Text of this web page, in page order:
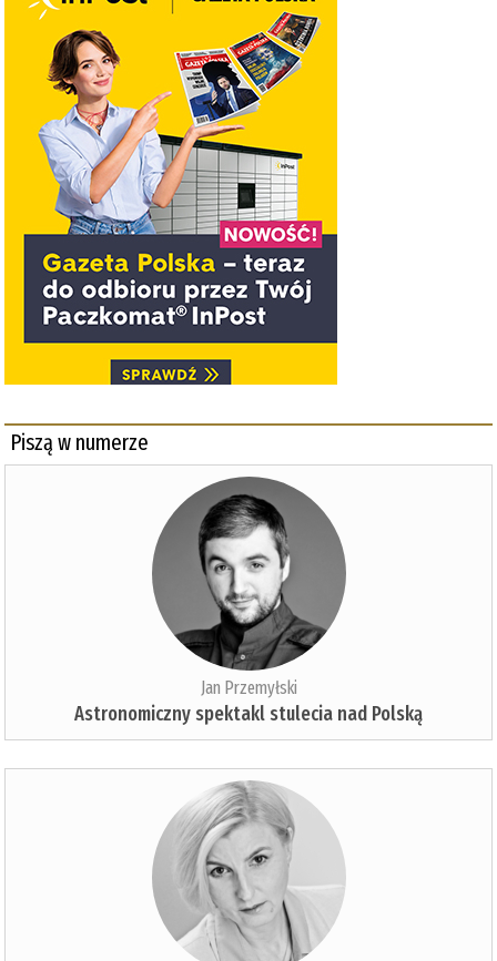
Piszą w numerze
Jan Przemyłski
Astronomiczny spektakl stulecia nad Polską